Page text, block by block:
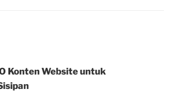
Konten Website untuk